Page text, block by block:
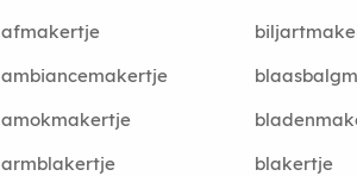
afmakertje
ambiancemakertje
amokmakertje
armblakertje
blakertje